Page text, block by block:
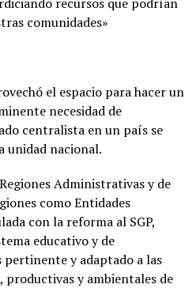
comunidades»
el espacio para hacer un
necesidad de
centralista en un país se
unidad nacional.
Administrativas y de
como Entidades
con la reforma al SGP,
educativo y de
pertinente y adaptado a las
y ambientales de